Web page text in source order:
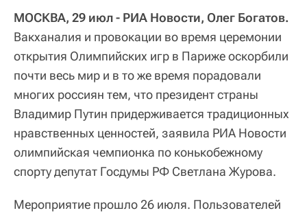
МОСКВА, 29 июл - РИА Новости, Олег Богатов.
Вакханалия и провокации во время церемонии
открытия Олимпийских игр в Париже оскорбили
почти весь мир и в то же время порадовали
многих россиян тем, что президент страны
Владимир Путин придерживается традиционных
нравственных ценностей, заявила РИА Новости
олимпийская чемпионка по конькобежному
спорту депутат Госдумы РФ Светлана Журова.
Мероприятие прошло 26 июля. Пользователей